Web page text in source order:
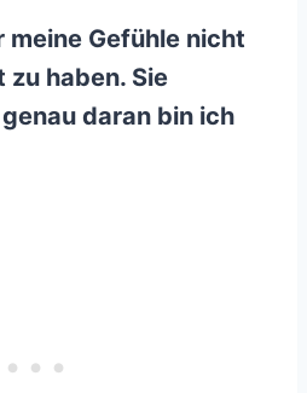
meine Gefühle nicht
haben. Sie
daran bin ich